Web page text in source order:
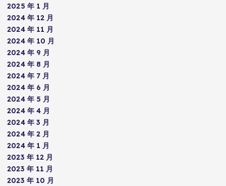
2025 年 1 月
2024 年 12 月
2024 年 11 月
2024 年 10 月
2024 年 9 月
2024 年 8 月
2024 年 7 月
2024 年 6 月
2024 年 5 月
2024 年 4 月
2024 年 3 月
2024 年 2 月
2024 年 1 月
2023 年 12 月
2023 年 11 月
2023 年 10 月